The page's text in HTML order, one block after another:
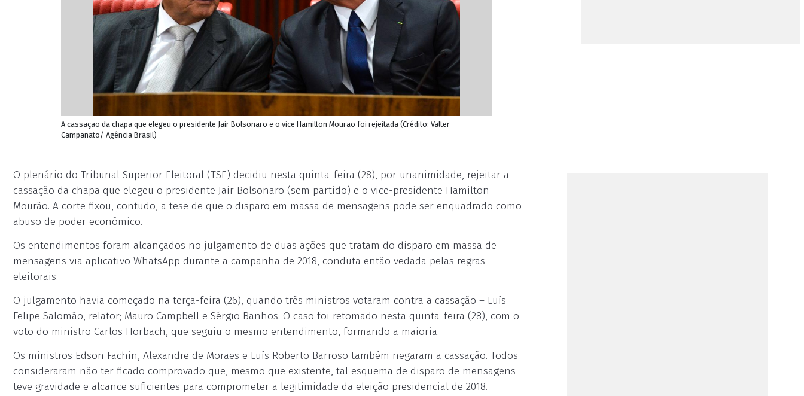
A cassação da chapa que elegeu o presidente Jair Bolsonaro e o vice Hamilton Mourão foi rejeitada (Crédito: Valter
Campanato/ Agência Brasil)
O plenário do Tribunal Superior Eleitoral (TSE) decidiu nesta quinta-feira (28), por unanimidade, rejeitar a
cassação da chapa que elegeu o presidente Jair Bolsonaro (sem partido) e o vice-presidente Hamilton
Mourão. A corte fixou, contudo, a tese de que o disparo em massa de mensagens pode ser enquadrado como
abuso de poder econômico.
Os entendimentos foram alcançados no julgamento de duas ações que tratam do disparo em massa de
mensagens via aplicativo WhatsApp durante a campanha de 2018, conduta então vedada pelas regras
eleitorais.
O julgamento havia começado na terça-feira (26), quando três ministros votaram contra a cassação – Luís
Felipe Salomão, relator; Mauro Campbell e Sérgio Banhos. O caso foi retomado nesta quinta-feira (28), com o
voto do ministro Carlos Horbach, que seguiu o mesmo entendimento, formando a maioria.
Os ministros Edson Fachin, Alexandre de Moraes e Luís Roberto Barroso também negaram a cassação. Todos
consideraram não ter ficado comprovado que, mesmo que existente, tal esquema de disparo de mensagens
teve gravidade e alcance suficientes para comprometer a legitimidade da eleição presidencial de 2018.